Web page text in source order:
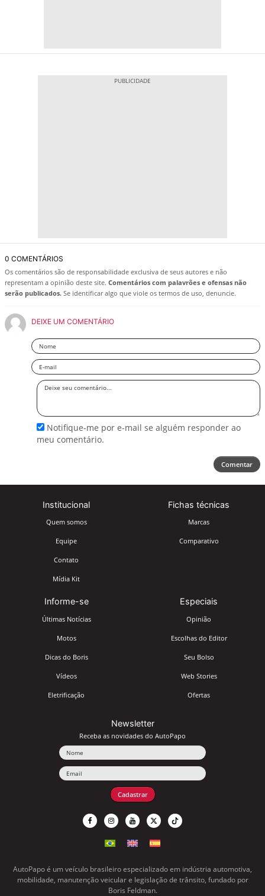
0 COMENTÁRIOS
Os comentários são de responsabilidade exclusiva de seus autores e não
representam a opinião deste site. Comentários com palavrões e ofensas não
serão publicados. Se identificar algo que viole os termos de uso, denuncie.
DEIXE UM COMENTÁRIO
Nome
Email
Deixe
Notifique-me por e-mail se alguém responder ao
meu comentário.
Comentar
Institucional
Quem somos
Equipe
Contato
Mídia Kit
Fichas técnicas
Marcas
Comparativo
Informe-se
Últimas Notícias
Motos
Dicas do Boris
Vídeos
Eletrificação
Especiais
Opinião
Escolhas do Editor
Seu Bolso
Web Stories
Ofertas
Newsletter
Receba as novidades do AutoPapo
Cadastrar
AutoPapo é um veículo brasileiro especializado em indústria automotiva,
mobilidade, manutenção veicular e legislação de trânsito, fundado por
Boris Feldman.